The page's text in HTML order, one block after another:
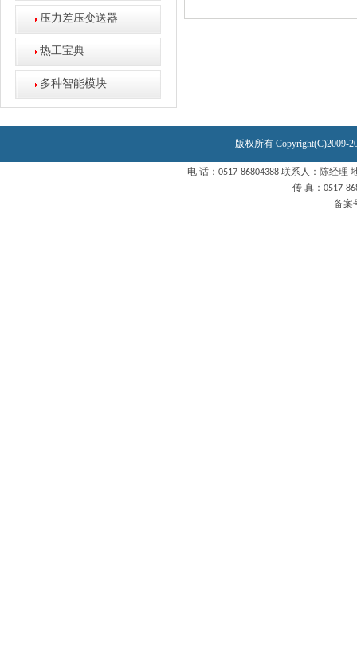
压力差压变送器
热工宝典
多种智能模块
版权所有 Copyright(C)2009-
电 话：0517-86804388 联系人：陈经理
传 真：0517-
备案